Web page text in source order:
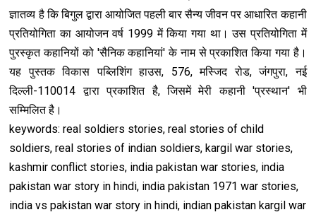
ज्ञातव्य है कि बिगुल द्वारा आयोजित पहली बार सैन्य जीवन पर आधारित कहानी
प्रतियोगिता का आयोजन वर्ष 1999 में किया गया था। उस प्रतियोगिता में
पुरस्कृत कहानियों को 'सैनिक कहानियां' के नाम से प्रकाशित किया गया है।
यह पुस्तक विकास पब्लिशिंग हाउस, 576, मस्जिद रोड, जंगपुरा, नई
दिल्ली-110014 द्वारा प्रकाशित है, जिसमें मेरी कहानी 'प्रस्थान' भी
सम्मिलित है।
keywords: real soldiers stories, real stories of child
soldiers, real stories of indian soldiers, kargil war stories,
kashmir conflict stories, india pakistan war stories, india
pakistan war story in hindi, india pakistan 1971 war stories,
india vs pakistan war story in hindi, indian pakistan kargil war